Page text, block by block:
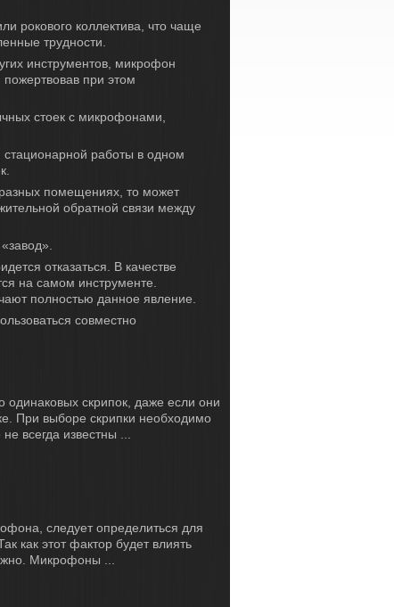
рокового коллектива, что чаще
трудности.
инструментов, микрофон
при этом
стоек с микрофонами,
работы в одном
помещениях, то может
обратной связи между
отказаться. В качестве
на самом инструменте.
полностью данное явление.
совместно
одинаковых скрипок, даже если они
При выборе скрипки необходимо
всегда известны ...
следует определиться для
как этот фактор будет влиять
Микрофоны ...